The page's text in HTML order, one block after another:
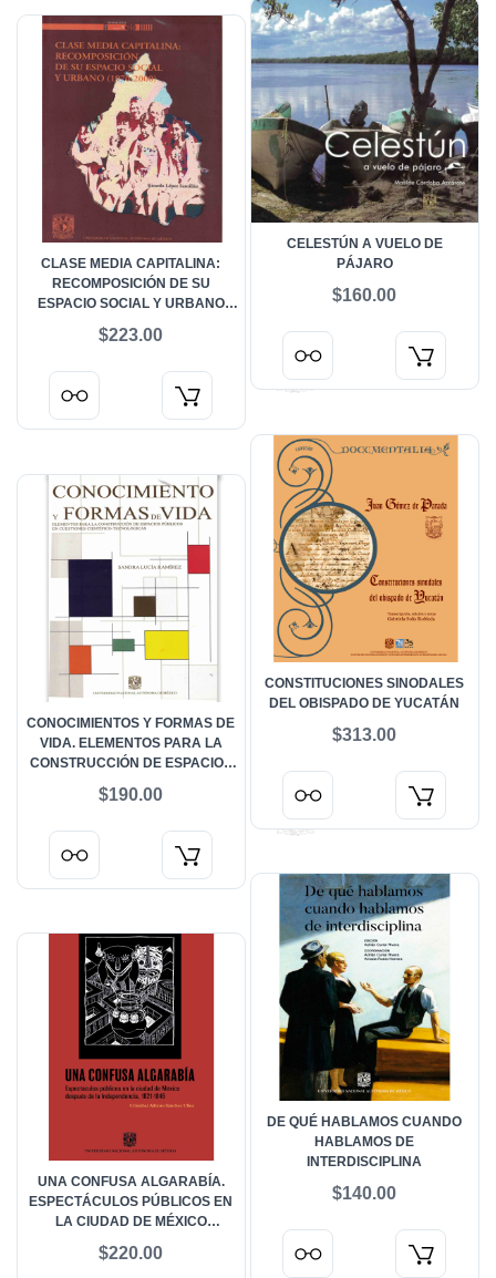
CELESTÚN A VUELO DE
PÁJARO
$160.00
CLASE MEDIA CAPITALINA:
RECOMPOSICIÓN DE SU
ESPACIO SOCIAL Y URBANO
$223.00
CONSTITUCIONES SINODALES
DEL OBISPADO DE YUCATÁN
$313.00
CONOCIMIENTOS Y FORMAS DE
VIDA. ELEMENTOS PARA LA
CONSTRUCCIÓN DE ESPACIOS
CIENTÍFICO-TECNOLÓGICAS
$190.00
DE QUÉ HABLAMOS CUANDO
HABLAMOS DE
INTERDISCIPLINA
$140.00
UNA CONFUSA ALGARABÍA.
ESPECTÁCULOS PÚBLICOS EN
LA CIUDAD DE MÉXICO
INDEPENDENCIA, 1821-1846
$220.00